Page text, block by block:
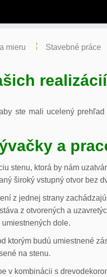
mieru Stavebné práce
realizácií
ste mali ucelený
a
stenu, ktorá by nám
široký vstupný otvor bez
z jednej strany
z otvorených a
dole.
ktorým budú umiestnené
na stenu.
v kombinácii s